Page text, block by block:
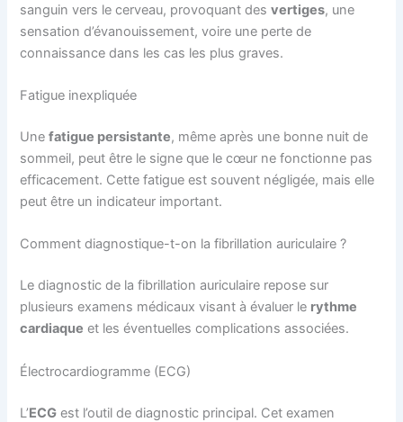
sanguin vers le cerveau, provoquant desvertiges, une
sensation d’évanouissement, voire une perte de
connaissance dans les cas les plus graves.
Fatigue inexpliquée
Unefatigue persistante, même après une bonne nuit de
sommeil, peut être le signe que le cœur ne fonctionne pas
efficacement. Cette fatigue est souvent négligée, mais elle
peut être un indicateur important.
Comment diagnostique-t-on la fibrillation auriculaire ?
Le diagnostic de la fibrillation auriculaire repose sur
plusieurs examens médicaux visant à évaluer le rythme
cardiaque et les éventuelles complications associées.
Électrocardiogramme (ECG)
L’ECG est l’outil de diagnostic principal. Cet examen